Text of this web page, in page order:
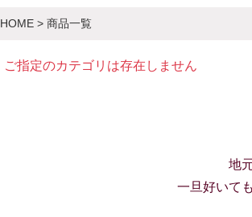
HOME > 商品一覧
ご指定のカテゴリは存在しません
地
一旦好いて